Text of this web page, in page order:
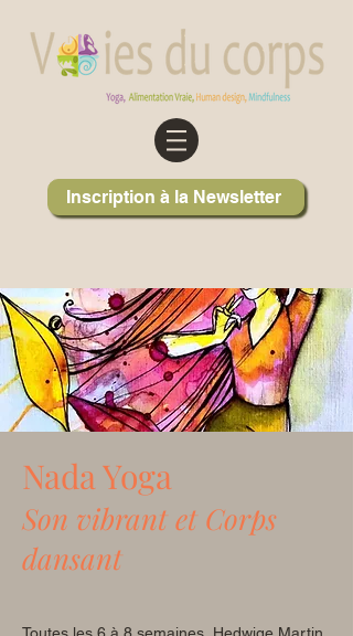
Inscription à la Newsletter
Nada Yoga
Son vibrant et Corps
dansant